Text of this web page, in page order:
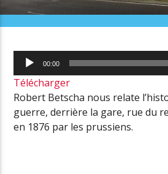
Lecteur
audio
00:00
Télécharger
Robert Betscha nous relate
guerre, derrière la gare, rue du
en 1876 par les prussiens.